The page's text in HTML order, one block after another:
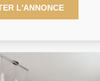
sécurisée avec
ce magnifique
et fonctionnalité. Dès l'entrée,
par les volumes et la
L'ANNONCE